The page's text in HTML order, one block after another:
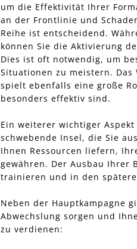
um die Effektivität Ihrer
an der Frontlinie und
Reihe ist entscheidend.
können Sie die Aktivierung
Dies ist oft notwendig, um
Situationen zu meistern.
spielt ebenfalls eine große
besonders effektiv sind.
Ein weiterer wichtiger
schwebende Insel, die Sie
Ihnen Ressourcen liefern,
gewähren. Der Ausbau Ihrer
trainieren und in den
Neben der Hauptkampagne
Abwechslung sorgen und
zu verdienen: